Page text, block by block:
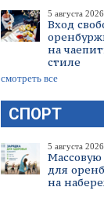
5 августа 2026
Вход
на
стиле
смотреть все
СПОРТ
5 августа 2026
Массовую
для
на